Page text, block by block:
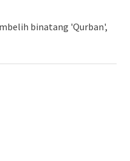
binatang 'Qurban',